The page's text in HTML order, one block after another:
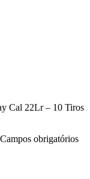
Cal 22Lr – 10 Tiros
Campos obrigatórios